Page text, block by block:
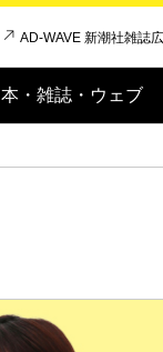
AD-WAVE 新潮社雑誌
本・雑誌・ウェブ